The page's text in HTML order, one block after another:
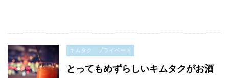
キムタク プライベート
とってもめずらしいキムタクがお酒